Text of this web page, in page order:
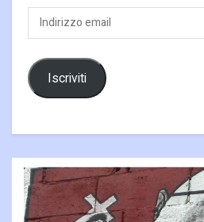
Indirizzo
email
Iscriviti